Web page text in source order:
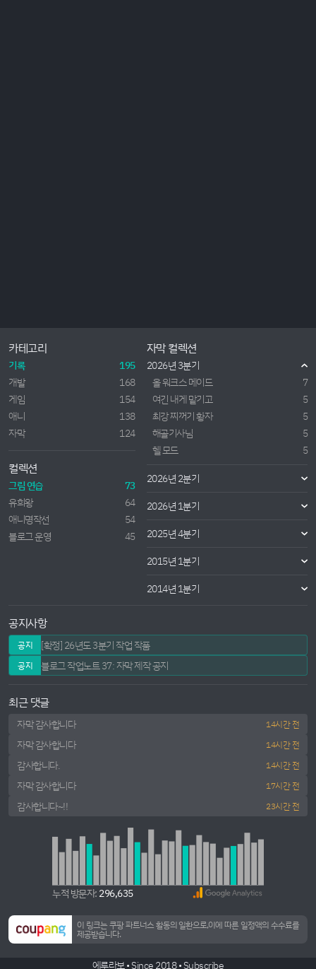
카테고리
기록
195
개발
168
게임
154
애니
138
자막
124
컬렉션
그림 연습
73
유희왕
64
애니명작선
54
블로그 운영
45
자막 컬렉션
2026년 3분기
올 워크스 메이드
7
여긴 내게 맡기고
5
최강 찌꺼기 황자
5
해골기사님
5
헬 모드
5
2026년 2분기
2026년 1분기
2025년 4분기
2015년 1분기
2014년 1분기
공지사항
공지 [확정] 26년도 3분기 작업 작품
공지 블로그 작업노트 37: 자막 제작 공지
최근 댓글
자막 감사합니다 14시간 전
자막 감사합니다 14시간 전
감사합니다. 14시간 전
자막 감사합니다 17시간 전
감사합니다~!! 23시간 전
누적 방문자: 296,635
이 링크는 쿠팡 파트너스 활동의 일환으로,이에 따른 일정액의 수수료를
제공받습니다.
에루라보 • Since 2018 • Subscribe